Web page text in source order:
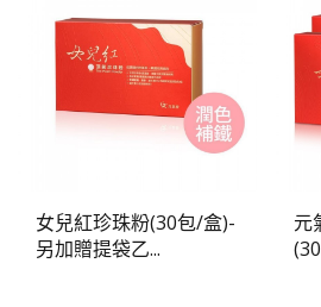
女兒紅珍珠粉(30包/盒)-
另加贈提袋乙...
元